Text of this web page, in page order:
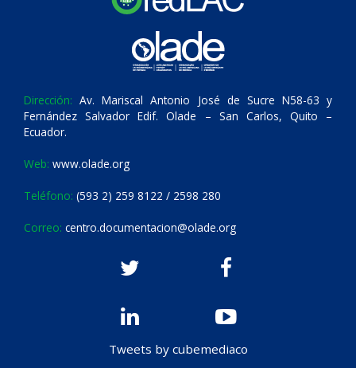
Dirección: Av. Mariscal Antonio José de Sucre N58-63 y
Fernández Salvador Edif. Olade – San Carlos, Quito –
Ecuador.
Web: www.olade.org
Teléfono: (593 2) 259 8122 / 2598 280
Correo: centro.documentacion@olade.org
Tweets by cubemediaco